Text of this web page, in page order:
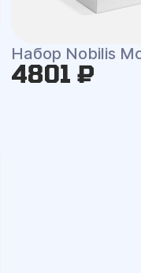
Набор Nobilis
4801 ₽